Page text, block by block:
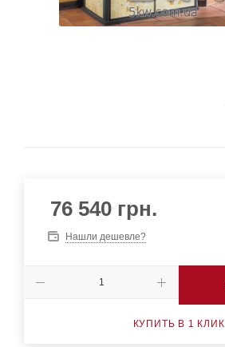
76 540 грн.
Нашли дешевле?
КУПИТЬ В 1 КЛИК